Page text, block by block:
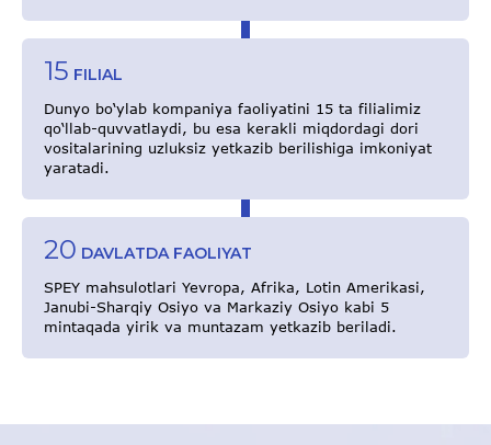
15 FILIAL
Dunyo bo‘ylab kompaniya faoliyatini 15 ta filialimiz
qo‘llab-quvvatlaydi, bu esa kerakli miqdordagi dori
vositalarining uzluksiz yetkazib berilishiga imkoniyat
yaratadi.
20 DAVLATDA FAOLIYAT
SPEY mahsulotlari Yevropa, Afrika, Lotin Amerikasi,
Janubi-Sharqiy Osiyo va Markaziy Osiyo kabi 5
mintaqada yirik va muntazam yetkazib beriladi.